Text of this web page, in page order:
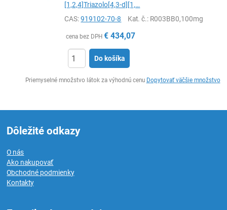
[1,2,4]Triazolo[4,3-d][1,…
CAS:919102-70-8 Kat. č.: R003BB0,100mg
cena bez DPH € 434,07
Do košíka
Priemyselné množstvo látok za výhodnú cenu Dopytovať väčšie množstvo
Dôležité odkazy
O nás
Ako nakupovať
Obchodné podmienky
Kontakty